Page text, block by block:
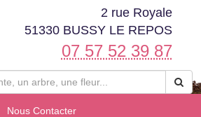
2 rue Royale
51330 BUSSY LE REPOS
07 57 52 39 87
Nous Contacter